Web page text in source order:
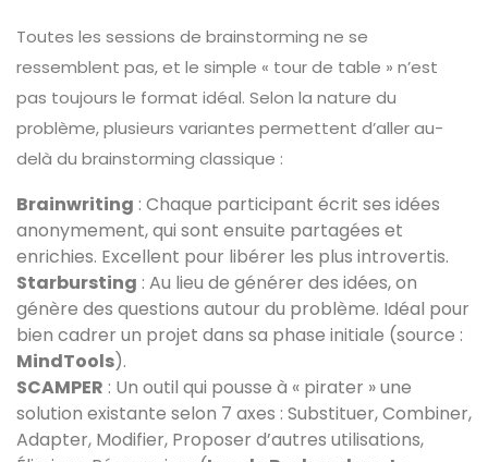
Toutes les sessions de brainstorming ne se
ressemblent pas, et le simple « tour de table » n’est
pas toujours le format idéal. Selon la nature du
problème, plusieurs variantes permettent d’aller au-
delà du brainstorming classique :
Brainwriting : Chaque participant écrit ses idées
anonymement, qui sont ensuite partagées et
enrichies. Excellent pour libérer les plus introvertis.
Starbursting : Au lieu de générer des idées, on
génère des questions autour du problème. Idéal pour
bien cadrer un projet dans sa phase initiale (source :
MindTools).
SCAMPER : Un outil qui pousse à « pirater » une
solution existante selon 7 axes : Substituer, Combiner,
Adapter, Modifier, Proposer d’autres utilisations,